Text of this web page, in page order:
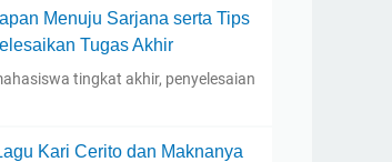
Menuju Sarjana serta Tips
Tugas Akhir
tingkat akhir, penyelesaian
Kari Cerito dan Maknanya